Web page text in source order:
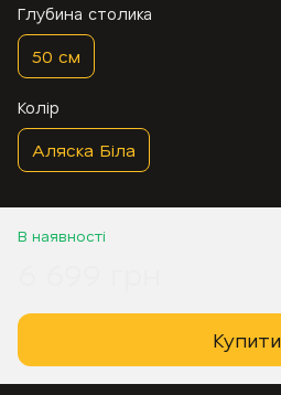
Глубина столика
50 см
Колір
Аляска Біла
В наявності
Купити